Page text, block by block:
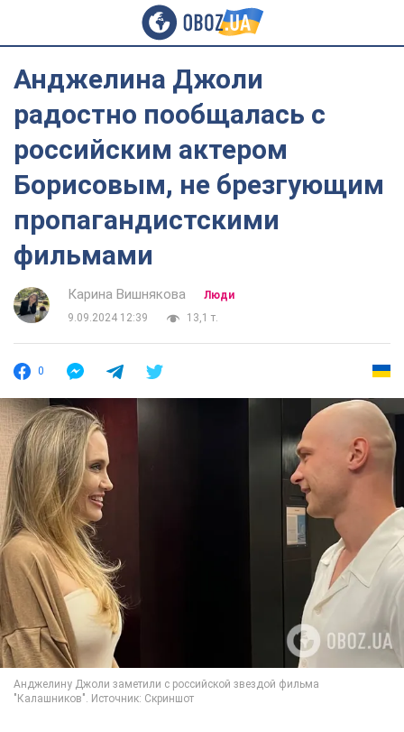
Анджелина Джоли
радостно пообщалась с
российским актером
Борисовым, не брезгующим
пропагандистскими
фильмами
Карина Вишнякова
Люди
9.09.2024 12:39
13,1 т.
0